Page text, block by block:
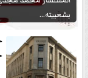
بشعبيته...